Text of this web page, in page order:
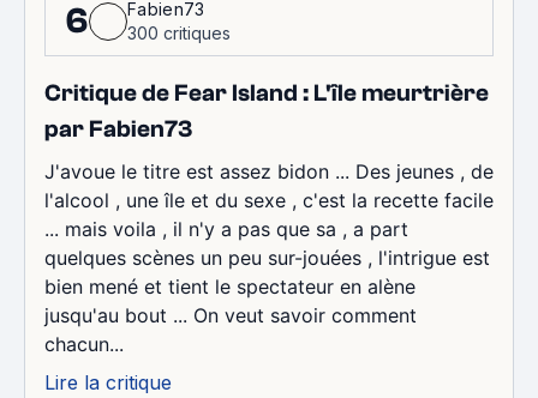
6
Fabien73
300 critiques
Critique de Fear Island : L'île meurtrière
par Fabien73
J'avoue le titre est assez bidon ... Des jeunes , de
l'alcool , une île et du sexe , c'est la recette facile
... mais voila , il n'y a pas que sa , a part
quelques scènes un peu sur-jouées , l'intrigue est
bien mené et tient le spectateur en alène
jusqu'au bout ... On veut savoir comment
chacun...
Lire la critique